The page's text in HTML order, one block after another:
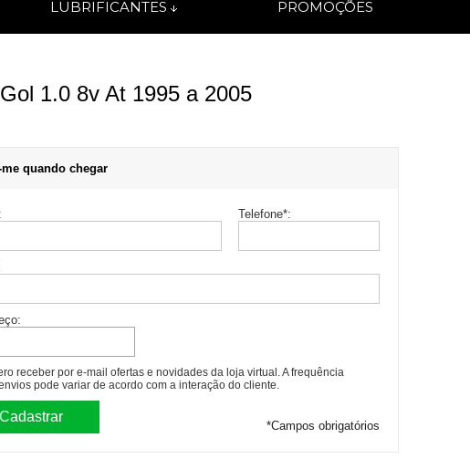
LUBRIFICANTES PROMOÇÕES
1.0 8v At 1995 a 2005
quando chegar
Telefone*:
receber por e-mail ofertas e novidades da loja virtual. A frequência
pode variar de acordo com a interação do cliente.
*Campos obrigatórios